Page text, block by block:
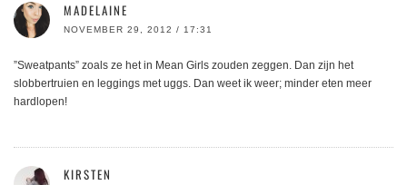
MADELAINE
NOVEMBER 29, 2012 / 17:31
”Sweatpants” zoals ze het in Mean Girls zouden zeggen. Dan zijn het
slobbertruien en leggings met uggs. Dan weet ik weer; minder eten meer
hardlopen!
KIRSTEN